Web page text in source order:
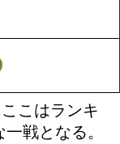
う、スリリ
。
戦
郎(帝拳)